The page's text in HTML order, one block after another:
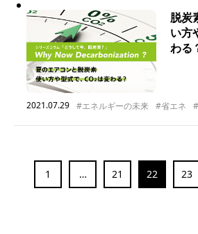
脱炭
い方
わる
2021.07.29 #エネルギーの未来 #省エネ
1 … 21 22 23